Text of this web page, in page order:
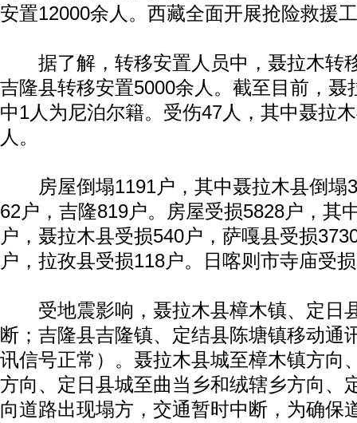
安置12000余人。西藏全面开展抢险救援
据了解，转移安置人员中，聂拉木转
吉隆县转移安置5000余人。截至目前，聂
中1人为尼泊尔籍。受伤47人，其中聂拉
人。
房屋倒塌1191户，其中聂拉木县倒塌
62户，吉隆819户。房屋受损5828户，其
户，聂拉木县受损540户，萨嘎县受损
户，拉孜县受损118户。日喀则市寺庙受
受地震影响，聂拉木县樟木镇、定日
断；吉隆县吉隆镇、定结县陈塘镇移动通
讯信号正常）。聂拉木县城至樟木镇方向
方向、定日县城至曲当乡和绒辖乡方向、
向道路出现塌方，交通暂时中断，为确保